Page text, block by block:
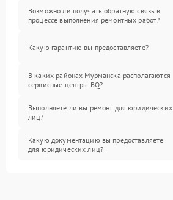
Возможно ли получать обратную связь в
процессе выполнения ремонтных работ?
Какую гарантию вы предоставляете?
В каких районах Мурманска располагаются
сервисные центры BQ?
Выполняете ли вы ремонт для юридических
лиц?
Какую документацию вы предоставляете
для юридических лиц?